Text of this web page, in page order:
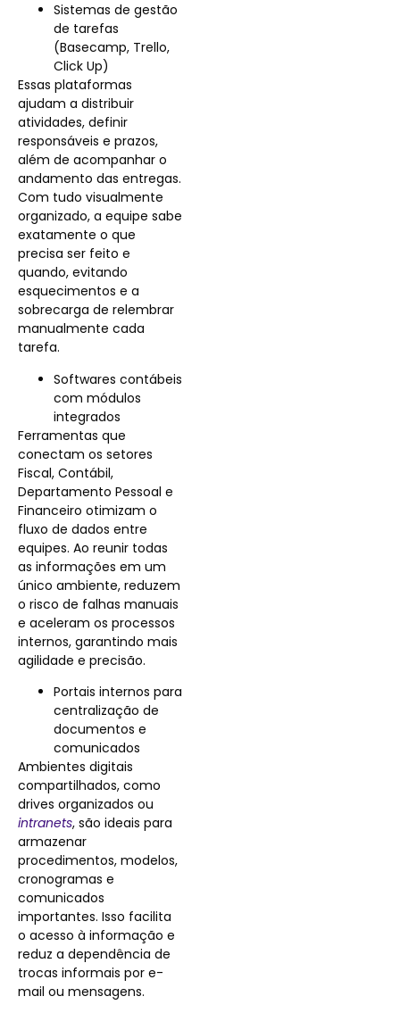
Sistemas de gestão
de tarefas
(Basecamp, Trello,
Click Up)
Essas plataformas
ajudam a distribuir
atividades, definir
responsáveis e prazos,
além de acompanhar o
andamento das entregas.
Com tudo visualmente
organizado, a equipe sabe
exatamente o que
precisa ser feito e
quando, evitando
esquecimentos e a
sobrecarga de relembrar
manualmente cada
tarefa.
Softwares contábeis
com módulos
integrados
Ferramentas que
conectam os setores
Fiscal, Contábil,
Departamento Pessoal e
Financeiro otimizam o
fluxo de dados entre
equipes. Ao reunir todas
as informações em um
único ambiente, reduzem
o risco de falhas manuais
e aceleram os processos
internos, garantindo mais
agilidade e precisão.
Portais internos para
centralização de
documentos e
comunicados
Ambientes digitais
compartilhados, como
drives organizados ou
intranets, são ideais para
armazenar
procedimentos, modelos,
cronogramas e
comunicados
importantes. Isso facilita
o acesso à informação e
reduz a dependência de
trocas informais por e-
mail ou mensagens.